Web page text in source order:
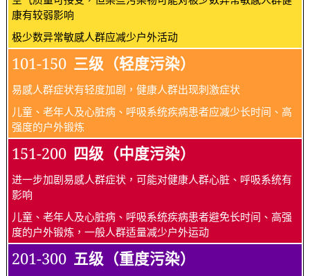
康有较弱影响
极少数异常敏感人群应减少户外活动
101-150 三级（轻度污染）
易感人群症状有轻度加剧，健康人群出现刺激症状
儿童、老年人及心脏病、呼吸系统疾病患者应减少长时间、高
强度的户外锻炼
151-200 四级（中度污染）
进一步加剧易感人群症状，可能对健康人群心脏、呼吸系统有
影响
儿童、老年人及心脏病、呼吸系统疾病患者避免长时间、高强
度的户外锻炼，一般人群适量减少户外运动
201-300 五级（重度污染）